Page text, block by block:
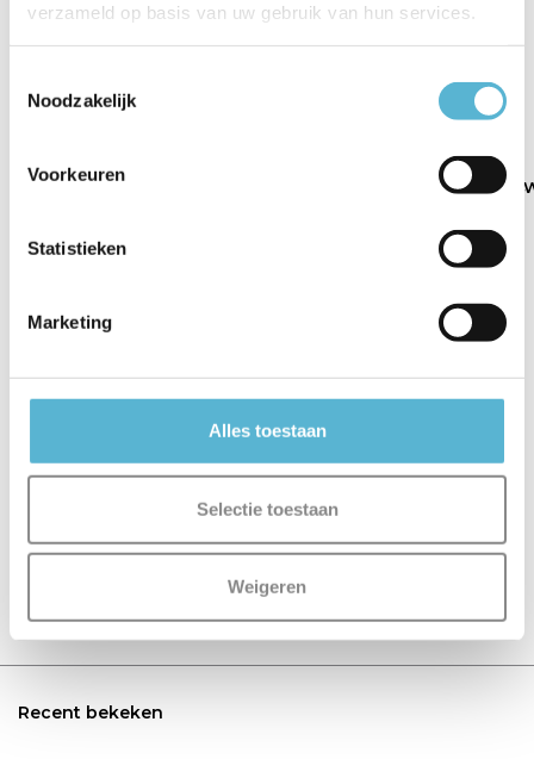
verzameld op basis van uw gebruik van hun services.
Noodzakelijk
Voorkeuren
Statistieken
Marketing
Alles toestaan
Selectie toestaan
Weigeren
Gerelateerde artikelen:
Lamp LED G125 4W
Lamp LED G95
Er zijn nog geen reviews geschreven over dit product..
Recent bekeken